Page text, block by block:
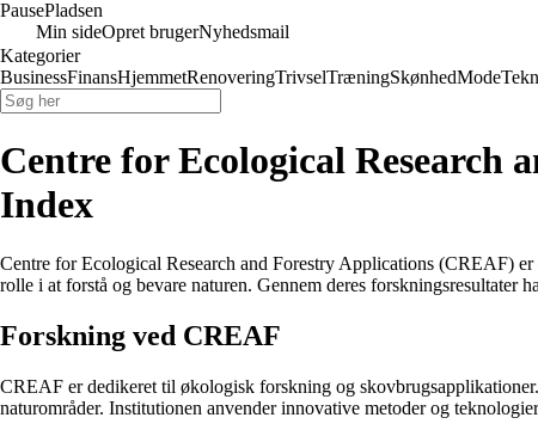
PausePladsen
Min sideOpret brugerNyhedsmail
Kategorier
BusinessFinansHjemmetRenoveringTrivselTræningSkønhedMode
Centre for Ecological
Index
Centre for Ecological Research and Forestry Applications (CREAF)
rolle i at forstå og bevare naturen. Gennem deres forskningsresultater
Forskning ved CREAF
CREAF er dedikeret til økologisk forskning og
naturområder. Institutionen anvender innovative metoder og